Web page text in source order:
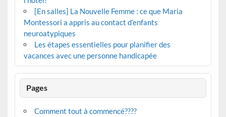
[En salles] La Nouvelle Femme : ce que Maria
Montessori a appris au contact d’enfants
neuroatypiques
Les étapes essentielles pour planifier des
vacances avec une personne handicapée
Pages
Comment tout à commencé????